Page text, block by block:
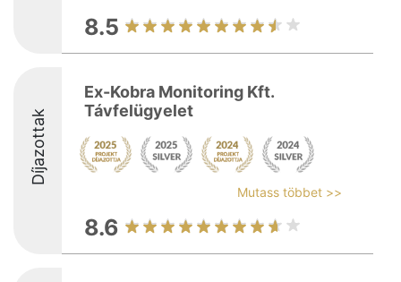
8.5
Díjazottak
Ex-Kobra Monitoring Kft.
Távfelügyelet
Mutass többet >>
8.6